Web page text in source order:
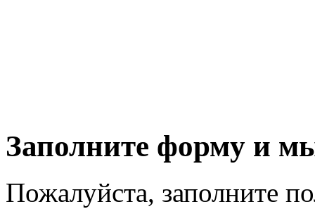
Заполните форму и
Пожалуйста, заполните